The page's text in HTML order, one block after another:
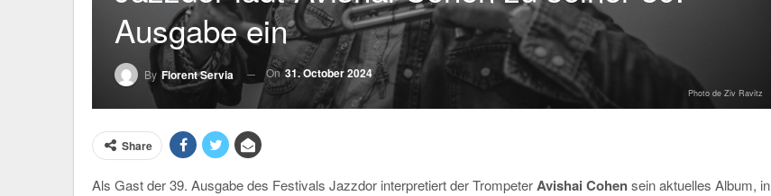
Ausgabe ein
By Florent Servia On31. October 2024
Photo de Ziv Ravitz
Share
Als Gast der 39. Ausgabe des Festivals Jazzdor interpretiert der TrompeterAvishai Cohensein aktuelles Album, in